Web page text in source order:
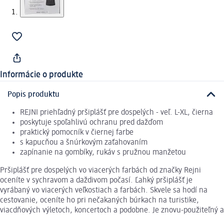
Informácie o produkte
Popis produktu
REJNI priehľadný pršiplášť pre dospelých - veľ. L-XL, čierna
poskytuje spoľahlivú ochranu pred dažďom
praktický pomocník v čiernej farbe
s kapucňou a šnúrkovým zaťahovaním
zapínanie na gombíky, rukáv s pružnou manžetou
Pršiplášť pre dospelých vo viacerých farbách od značky Rejni
oceníte v sychravom a daždivom počasí. Ľahký pršiplášť je
vyrábaný vo viacerých veľkostiach a farbách. Skvele sa hodí na
cestovanie, oceníte ho pri nečakaných búrkach na turistike,
viacdňových výletoch, koncertoch a podobne. Je znovu-použiteľný a